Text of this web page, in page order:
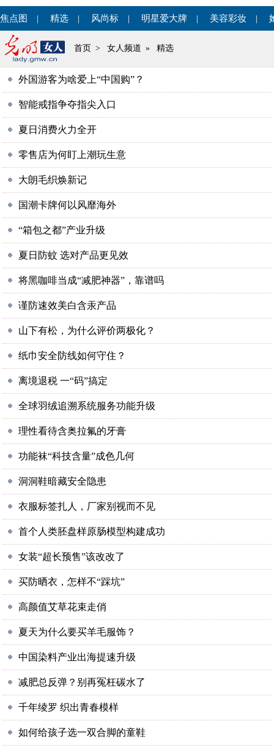
焦点图 | 精选 | 风尚标 | 明星爱大牌 | 美容彩妆 |
首页 > 女人频道 » 精选
外国游客为啥爱上“中国购”？
智能戒指争夺指尖入口
夏日消费火力全开
零售店为何盯上潮玩生意
大朗毛织焕新记
国潮卡牌何以风靡海外
“箱包之都”产业升级
夏日防蚊 选对产品更见效
将黑咖啡当成“减肥神器”，靠谱吗
谨防速效美白含汞产品
山下有松，为什么评价两极化？
纸巾安全防线如何守住？
离境退税 一“码”搞定
全球羽绒追溯系统服务功能升级
理性看待含奥拉氟的牙膏
功能袜“科技含量”成色几何
洞洞鞋暗藏安全隐患
衣服标签扎人，厂家别视而不见
首个人类胚盘样原肠模型构建成功
女装“超长预售”该改改了
买防晒衣，怎样不“踩坑”
高颜值艾草花束走俏
夏天为什么要买羊毛服饰？
中国染料产业出海提速升级
减肥总反弹？别再冤枉碳水了
千年绫罗 织出青春模样
如何给孩子选一双合脚的童鞋